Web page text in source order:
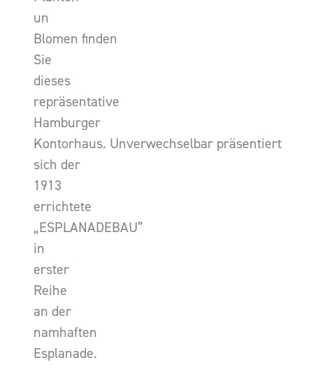
un
Blomen finden
Sie
dieses
repräsentative
Hamburger
Kontorhaus. Unverwechselbar präsentiert
sich der
1913
errichtete
„ESPLANADEBAU”
in
erster
Reihe
an der
namhaften
Esplanade.